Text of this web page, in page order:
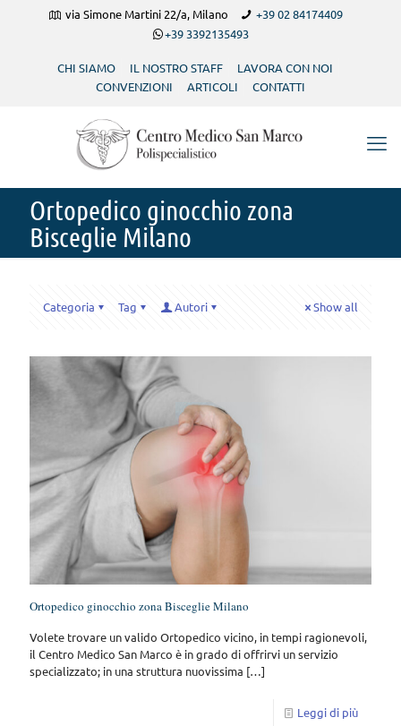
via Simone Martini 22/a, Milano
+39 02 84174409
+39 3392135493
CHI SIAMO IL NOSTRO STAFF
LAVORA CON NOI
CONVENZIONI
ARTICOLI CONTATTI
Ortopedico ginocchio zona
Bisceglie Milano
Categoria Tag Autori Show all
Ortopedico ginocchio zona Bisceglie Milano
Volete trovare un valido Ortopedico vicino, in tempi ragionevoli,
il Centro Medico San Marco è in grado di offrirvi un servizio
specializzato; in una struttura nuovissima […]
Leggi di più